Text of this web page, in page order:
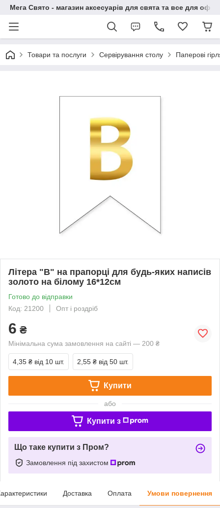
Мега Свято - магазин аксесуарів для свята та все для
Товари та послуги Сервірування столу Паперові
Літера "В" на прапорці для будь-яких написів
золото на білому 16*12см
Готово до відправки
Код: 21200
Опт і роздріб
6 ₴
Мінімальна сума замовлення на сайті — 200 ₴
4,35 ₴ від 10 шт. 2,55 ₴ від 50 шт.
Купити
або
Купити з
Що таке купити з Пром?
Замовлення під захистом
Доставка Оплата Умови повернення